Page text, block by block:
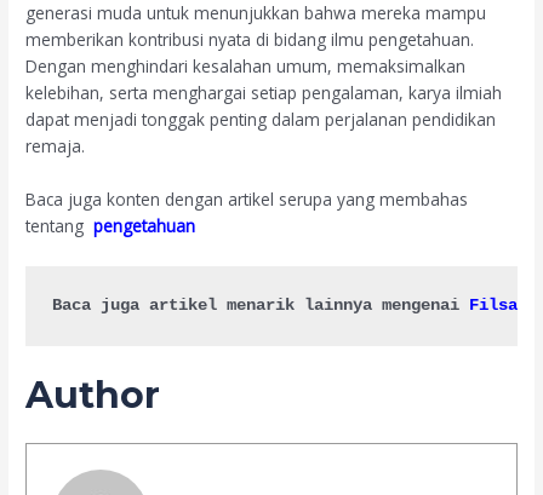
generasi muda untuk menunjukkan bahwa mereka mampu
memberikan kontribusi nyata di bidang ilmu pengetahuan.
Dengan menghindari kesalahan umum, memaksimalkan
kelebihan, serta menghargai setiap pengalaman, karya ilmiah
dapat menjadi tonggak penting dalam perjalanan pendidikan
remaja.
Baca juga konten dengan artikel serupa yang membahas
tentang pengetahuan
Baca juga artikel menarik lainnya mengenai Filsafat
Author